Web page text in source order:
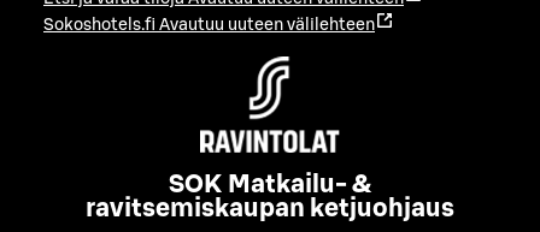
Sokoshotels.fi Avautuu uuteen välilehteen
SOK Matkailu- &
ravitsemiskaupan ketjuohjaus